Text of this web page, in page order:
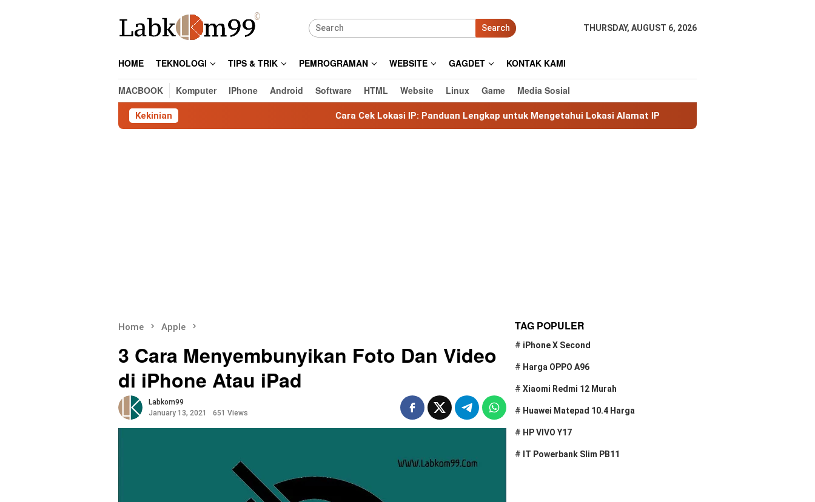
Search THURSDAY, AUGUST 6, 2026
HOME TEKNOLOGI TIPS & TRIK PEMROGRAMAN WEBSITE GAGDET KONTAK KAMI
MACBOOK Komputer IPhone Android Software HTML Website Linux Game Media Sosial
Kekinian Cara Cek Lokasi IP: Panduan Lengkap untuk Mengetahui Lokasi Alamat IP MaxMind GeoLite: Database Geolokasi IP
Home Apple
3 Cara Menyembunyikan Foto Dan Video
di iPhone Atau iPad
Labkom99
January 13, 2021
651 Views
TAG POPULER
# iPhone X Second
# Harga OPPO A96
#Xiaomi Redmi 12 Murah
# Huawei Matepad 10.4 Harga
# HP VIVO Y17
# IT Powerbank Slim PB11